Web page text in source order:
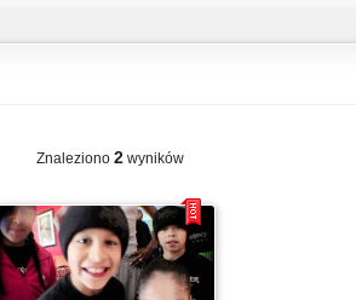
Znaleziono 2 wyników